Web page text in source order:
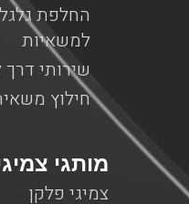
החלפת
למשאיות
שירותי
חילוץ
מותגי
צמיגי פלקן